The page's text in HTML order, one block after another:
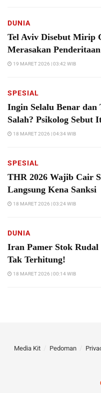
DUNIA
Tel Aviv Disebut Mirip
Merasakan
19 MARET 2026 | 03:42 WIB
SPESIAL
Ingin Selalu Benar dan
Salah? Psikolog Sebut
18 MARET 2026 | 04:34 WIB
SPESIAL
THR 2026 Wajib Cair
Langsung Kena Sanksi
18 MARET 2026 | 03:24 WIB
DUNIA
Iran Pamer Stok
Tak Terhitung!
18 MARET 2026 | 00:14 WIB
Media Kit Pedoman